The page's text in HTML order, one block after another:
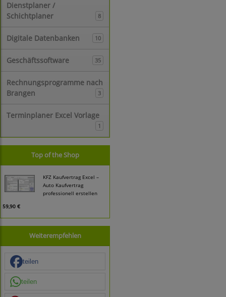
Dienstplaner /
Schichtplaner
8
Digitale Datenbanken 10
Geschäftssoftware 35
Rechnungsprogramme nach
Brangen
3
Terminplaner Excel Vorlage
1
Top of the Shop
KFZ Kaufvertrag Excel –
Auto Kaufvertrag
professionell erstellen
59,90 €
Weiterempfehlen
teilen
teilen